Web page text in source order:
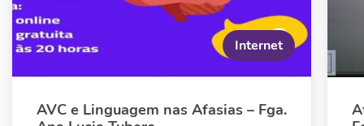
Internet
AVC e Linguagem nas Afasias – Fga.